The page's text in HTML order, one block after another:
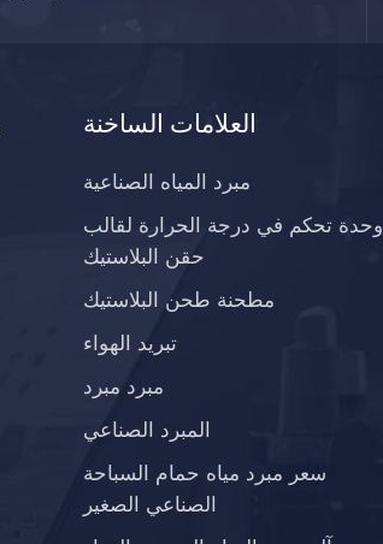
العلامات الساخنة
مبرد المياه الصناعية
وحدة تحكم في درجة الحرارة لقالب
حقن البلاستيك
مطحنة طحن البلاستيك
تبريد الهواء
مبرد مبرد
المبرد الصناعي
سعر مبرد مياه حمام السباحة
الصناعي الصغير